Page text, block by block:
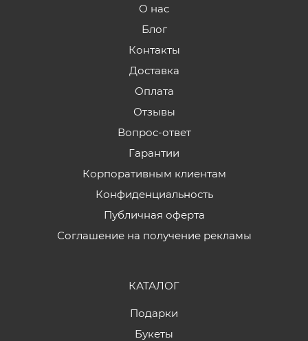
О нас
Блог
Контакты
Доставка
Оплата
Отзывы
Вопрос-ответ
Гарантии
Корпоративным клиентам
Конфиденциальность
Публичная оферта
Соглашение на получение рекламы
КАТАЛОГ
Подарки
Букеты